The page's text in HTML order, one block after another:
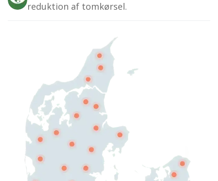
reduktion af tomkørsel.